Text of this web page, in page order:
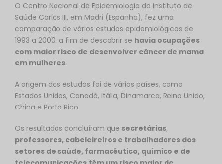
O Centro Nacional de Epidemiologia do Instituto de
Saúde Carlos III, em Madri (Espanha), fez uma
comparação de vários estudos epidemiológicos de
1993 a 2000, a fim de descobrir se havia ocupações
com maior risco de desenvolver câncer de mama
em mulheres.
A origem dos estudos foi de vários países, como
Estados Unidos, Canadá, Itália, Dinamarca, Reino Unido,
China e Porto Rico.
Os resultados concluíram que secretárias,
professores, cabeleireiros e trabalhadores dos
setores de saúde, farmacêutico, químico e de